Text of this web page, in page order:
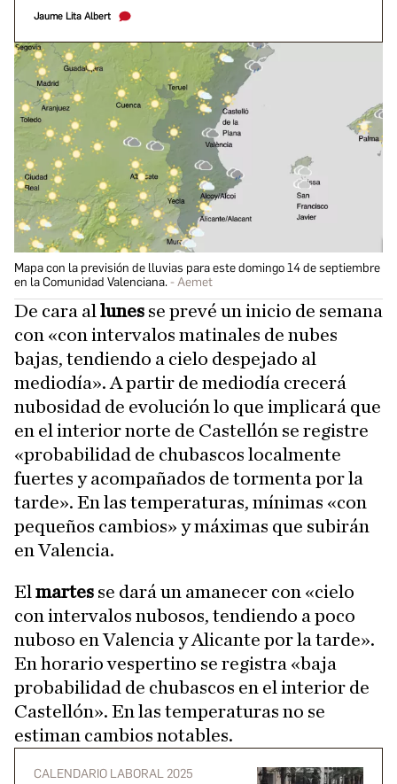
Jaume Lita Albert
Mapa con la previsión de lluvias para este domingo 14 de septiembre
en la Comunidad Valenciana.
Aemet
De cara al lunes se prevé un inicio de semana
con «con intervalos matinales de nubes
bajas, tendiendo a cielo despejado al
mediodía». A partir de mediodía crecerá
nubosidad de evolución lo que implicará que
en el interior norte de Castellón se registre
«probabilidad de chubascos localmente
fuertes y acompañados de tormenta por la
tarde». En las temperaturas, mínimas «con
pequeños cambios» y máximas que subirán
en Valencia.
El martes se dará un amanecer con «cielo
con intervalos nubosos, tendiendo a poco
nuboso en Valencia y Alicante por la tarde».
En horario vespertino se registra «baja
probabilidad de chubascos en el interior de
Castellón». En las temperaturas no se
estiman cambios notables.
CALENDARIO LABORAL 2025